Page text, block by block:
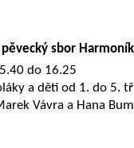
sbor Harmoník
do 16.25
a děti od 1. do 5.
Vávra a Hana